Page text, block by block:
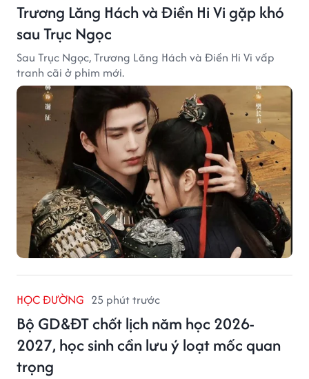
Trương Lăng Hách và Điền Hi Vi gặp khó
sau Trục Ngọc
Sau Trục Ngọc, Trương Lăng Hách và Điền Hi Vi vấp
tranh cãi ở phim mới.
HỌC ĐƯỜNG 25 phút trước
Bộ GD&ĐT chốt lịch năm học 2026-
2027, học sinh cần lưu ý loạt mốc quan
trọng